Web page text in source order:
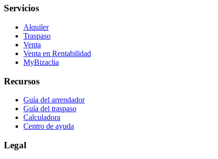
Servicios
Alquiler
Traspaso
Venta
Venta en Rentabilidad
MyBizaclia
Recursos
Guía del arrendador
Guía del traspaso
Calculadora
Centro de ayuda
Legal